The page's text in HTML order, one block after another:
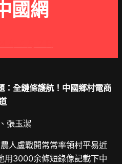
國網
：全鏈條護航！中國鄉村電商
張玉潔
人盧戰開常常率領村平易近
用3000余條短錄像記載下中